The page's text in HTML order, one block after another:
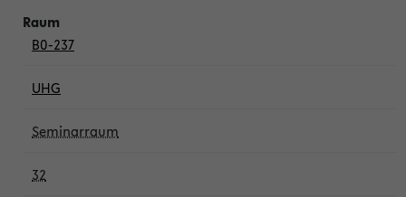
B0-237
UHG
Seminarraum
32